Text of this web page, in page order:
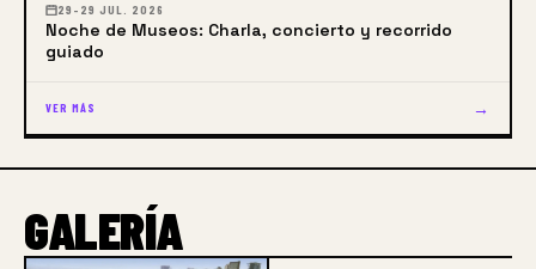
29–29 JUL. 2026
Noche de Museos: Charla, concierto y recorrido
guiado
VER MÁS →
GALERÍA